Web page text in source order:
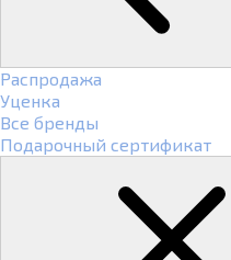
Распродажа
Уценка
Все бренды
Подарочный сертификат